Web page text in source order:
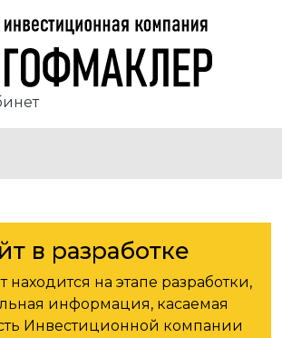
в разработке
на этапе разработки,
информация, касаемая
Инвестиционной компании